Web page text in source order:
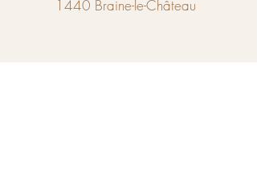
1440 Braine-le-Château